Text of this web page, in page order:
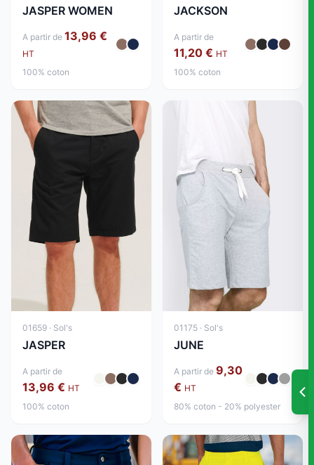
JASPER WOMEN
A partir de 13,96 €
HT
100% coton
JACKSON
A partir de
11,20 € HT
100% coton
01659 · Sol's
JASPER
A partir de
13,96 € HT
100% coton
01175 · Sol's
JUNE
A partir de 9,30
€ HT
80% coton - 20% polyester